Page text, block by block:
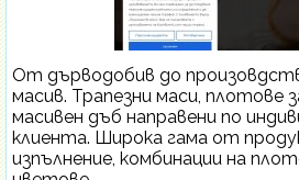
От дърводобив до
масив. Трапезни маси, плотове
масивен дъб направени по
клиента. Широка гама от
изпълнение, комбинации на